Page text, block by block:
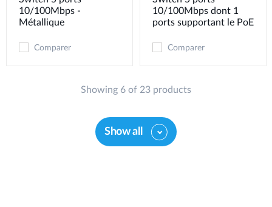
10/100Mbps -
Métallique
Comparer
10/100Mbps dont 1
ports supportant le PoE
Comparer
Showing 6 of 23 products
Show all